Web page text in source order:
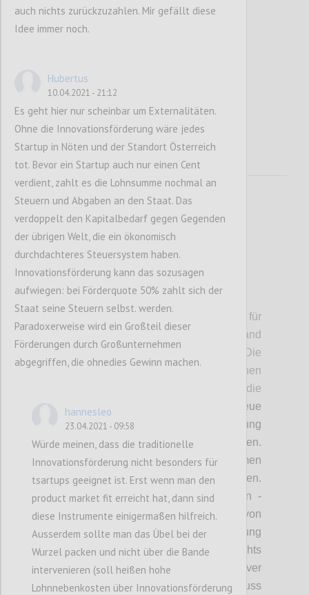
Mehr Wachstum ist
besser!?
P2
Ökonomen haben grundsätzlich ein Faible für
Wachstum. Mit zunehmendem Wohlstand
lässt sich vieles leichter lösen. Die
mathematischen Modelle der endogenen
dass die
Wirtschaft ewig wachsen kann,
weil neue
Ideen, Forschung, Entwicklung und Bildung
positive Externalitäten erzeugen.
Externalitäten[1] sind für Ökonomen
Nebenwirkungen, die kein Preisschild haben.
Der Erzeuger von positiven Externalitäten -
z.B. die Schaffung von Wissen das auch von
anderen genutzt wird, weil die Verbreitung
nicht gestoppt werden kann - verdient nichts
damit; der Verursacher negativer
Externalitäten (siehe dazu weiter unten) muss
auch nichts zurückzuzahlen. Mir gefällt diese
Idee immer noch.
Hubertus
10.04.2021 - 21:12
Es geht hier nur scheinbar um Externalitäten.
Ohne die Innovationsförderung wäre jedes
Startup in Nöten und der Standort Österreich
tot. Bevor ein Startup auch nur einen Cent
verdient, zahlt es die Lohnsumme nochmal an
Steuern und Abgaben an den Staat. Das
verdoppelt den Kapitalbedarf gegen Gegenden
der übrigen Welt, die ein ökonomisch
durchdachteres Steuersystem haben.
Innovationsförderung kann das sozusagen
aufwiegen: bei Förderquote 50% zahlt sich der
Staat seine Steuern selbst. werden.
Paradoxerweise wird ein Großteil dieser
Förderungen durch Großunternehmen
abgegriffen, die ohnedies Gewinn machen.
hannesleo
23.04.2021 - 09:58
Würde meinen, dass die traditionelle
Innovationsförderung nicht besonders für
tsartups geeignet ist. Erst wenn man den
product market fit erreicht hat, dann sind
diese Instrumente einigermaßen hilfreich.
Ausserdem sollte man das Übel bei der
Wurzel packen und nicht über die Bande
intervenieren (soll heißen hohe
Lohnnebenkosten über Innovationsförderung